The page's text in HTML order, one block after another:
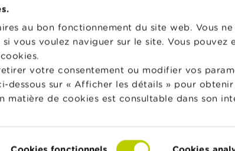
au bon fonctionnement du site web. Vous
vous voulez naviguer sur le site. Vous pouvez
votre consentement ou modifier vos
dessous sur « Afficher les détails » pour
matière de cookies est consultable dans son
aider dans vos
une information
et pratique. Il est
les acteurs
pédagogique varié et des
les aider à faire de l’éducation
classe.
Vers Wikifin School